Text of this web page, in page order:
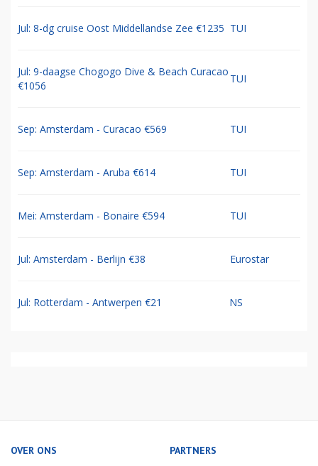
Jul: 8-dg cruise Oost Middellandse Zee €1235 TUI
Jul: 9-daagse Chogogo Dive & Beach Curacao
€1056
TUI
Sep: Amsterdam - Curacao €569 TUI
Sep: Amsterdam - Aruba €614 TUI
Mei: Amsterdam - Bonaire €594 TUI
Jul: Amsterdam - Berlijn €38 Eurostar
Jul: Rotterdam - Antwerpen €21 NS
OVER ONS PARTNERS